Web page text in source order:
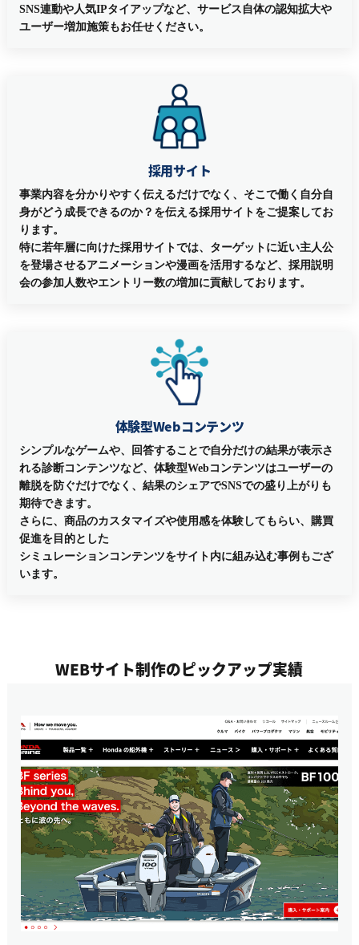
SNS連動や人気IPタイアップなど、サービス自体の認知拡大や
ユーザー増加施策もお任せください。
採用サイト
事業内容を分かりやすく伝えるだけでなく、そこで働く自分自
身がどう成長できるのか？を伝える採用サイトをご提案してお
ります。
特に若年層に向けた採用サイトでは、ターゲットに近い主人公
を登場させるアニメーションや漫画を活用するなど、採用説明
会の参加人数やエントリー数の増加に貢献しております。
体験型Webコンテンツ
シンプルなゲームや、回答することで自分だけの結果が表示さ
れる診断コンテンツなど、体験型Webコンテンツはユーザーの
離脱を防ぐだけでなく、結果のシェアでSNSでの盛り上がりも
期待できます。
さらに、商品のカスタマイズや使用感を体験してもらい、購買
促進を目的とした
シミュレーションコンテンツをサイト内に組み込む事例もござ
います。
WEBサイト制作のピックアップ実績